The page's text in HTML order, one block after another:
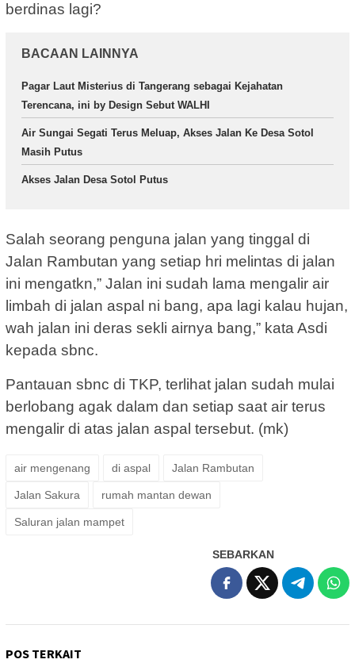
berdinas lagi?
BACAAN LAINNYA
Pagar Laut Misterius di Tangerang sebagai Kejahatan
Terencana, ini by Design Sebut WALHI
Air Sungai Segati Terus Meluap, Akses Jalan Ke Desa Sotol
Masih Putus
Akses Jalan Desa Sotol Putus
Salah seorang penguna jalan yang tinggal di
Jalan Rambutan yang setiap hri melintas di jalan
ini mengatkn,” Jalan ini sudah lama mengalir air
limbah di jalan aspal ni bang, apa lagi kalau hujan,
wah jalan ini deras sekli airnya bang,” kata Asdi
kepada sbnc.
Pantauan sbnc di TKP, terlihat jalan sudah mulai
berlobang agak dalam dan setiap saat air terus
mengalir di atas jalan aspal tersebut. (mk)
air mengenang di aspal Jalan Rambutan
Jalan Sakura rumah mantan dewan
Saluran jalan mampet
SEBARKAN
POS TERKAIT